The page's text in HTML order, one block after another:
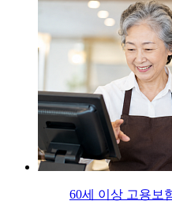
60세 이상 고용보